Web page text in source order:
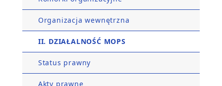
Organizacja wewnętrzna
II. DZIAŁALNOŚĆ MOPS
Status prawny
Akty prawne